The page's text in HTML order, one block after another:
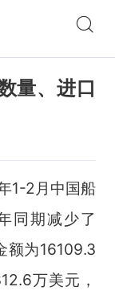
量、进口
1-2月中国船
同期减少了
额为16109.3
万美元，